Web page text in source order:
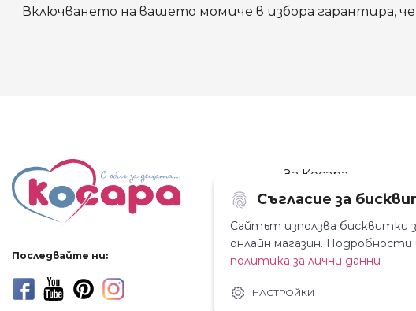
Включването на вашето момиче в избора гарантира,
Последвайте ни:
За Косара
За нас
Магазини
Новини
Контакти
Съгласие за
Сайтът използва бисквитки
онлайн магазин.
политика за лични данни
НАСТРОЙКИ